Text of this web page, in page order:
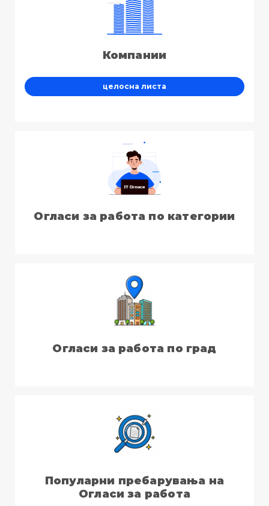
Компании
целосна листа
Огласи за работа по категории
Огласи за работа по град
Популарни пребарувања на
Огласи за работа